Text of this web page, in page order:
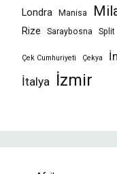
Londra
Manisa
Rize Saraybosna Split
Çek Cumhuriyeti Çekya
İtalya İzmir